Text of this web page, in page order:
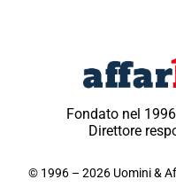
Fondato nel
Direttore
© 1996 – 2026 Uomini &